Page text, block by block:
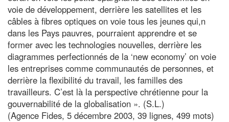
voie de développement, derrière les satellites et les
câbles à fibres optiques on voie tous les jeunes qui,n
dans les Pays pauvres, pourraient apprendre et se
former avec les technologies nouvelles, derrière les
diagrammes perfectionnés de la ‘new economy’ on voie
les entreprises comme communautés de personnes, et
derrière la flexibilité du travail, les familles des
travailleurs. C’est là la perspective chrétienne pour la
gouvernabilité de la globalisation ». (S.L.)
(Agence Fides, 5 décembre 2003, 39 lignes, 499 mots)